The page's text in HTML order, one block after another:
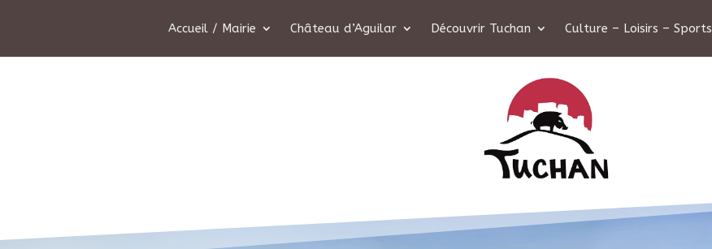
Accueil / Mairie Château d’Aguilar Découvrir Tuchan Culture – Loisirs – Sports